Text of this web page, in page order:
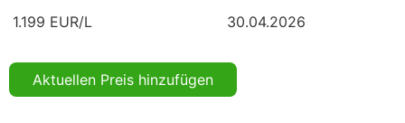
1.199 EUR/L 30.04.2026
Aktuellen Preis hinzufügen